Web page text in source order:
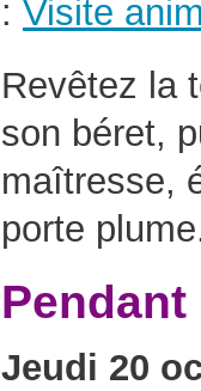
: Visite
Revêtez la
son béret,
maîtresse,
porte
Jeudi 20